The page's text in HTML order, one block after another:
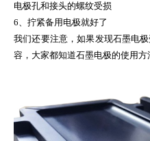
电极孔和接头的螺纹受损
6、拧紧备用电极就好了
我们还要注意，如果发现石墨电
容，大家都知道石墨电极的使用方